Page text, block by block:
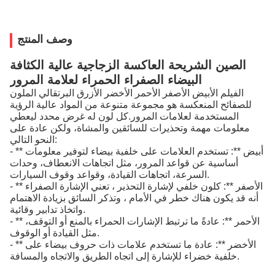
وصف المنتج
الصين الشريحة العاكسة الزجاجية عالية الكثافة
البيضاء الصفراء الحمراء لعلامة المرور
الفيلم الأبيض الأصفر الأحمر الأخضر الأزرق البرتقالي الملون
للصفائح المنعكسة هو مجموعة متنوعة من المواد عالية الرؤية
المستخدمة لعلامات المرور.كل لون له غرض محدد ليعطي
معلومات مهمة وتحذيرات للسائقين والمشاة، ولكن عادة على
النحو التالي:
- ** أبيض **: تستخدم العلامات على خلفية بيضاء لتوفير معلومات
أساسية عن قواعد المرور، مثل اتجاهات الانعطاف، وحدات
السرعة، اتجاهات القيادة، وقواعد وقوف السيارات.
- ** الأصفر **: كلون خلفي لإشارة التحذير ، تعني الإشارة الصفراء
أنه قد يكون هناك خطر في الأمام ، وتذكر السائق بزيادة الاهتمام
واتخاذ تدابير وقائية.
- ** الأحمر **: عادةً ما ترتبط الإشارات الحمراء بالمنع أو التوقف،
مثل القيادة أو الوقوف.
- ** الأخضر **: عادة ما تستخدم علامات ذات حروف بيضاء على
خلفية خضراء للإشارة إلى اتجاه الطريق والاتجاه والمسافة.